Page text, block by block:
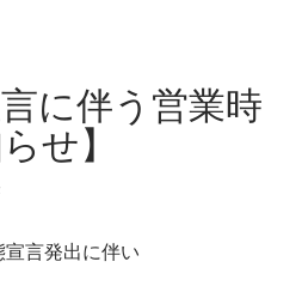
言に伴う営業時
せ】
宣言発出に伴い